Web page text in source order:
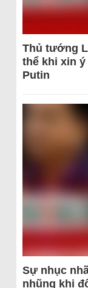
Thủ tướng
thể khi xin
Putin
Sự nhục
nhũng khi